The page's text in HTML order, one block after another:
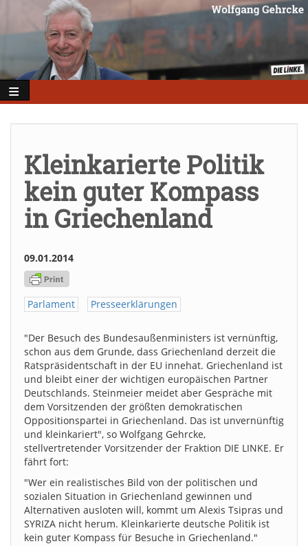
Inhalt
Kleinkarierte Politik
kein guter Kompass
in Griechenland
09.01.2014
Parlament Presseerklärungen
"Der Besuch des Bundesaußenministers ist vernünftig,
schon aus dem Grunde, dass Griechenland derzeit die
Ratspräsidentschaft in der EU innehat. Griechenland ist
und bleibt einer der wichtigen europäischen Partner
Deutschlands. Steinmeier meidet aber Gespräche mit
dem Vorsitzenden der größten demokratischen
Oppositionspartei in Griechenland. Das ist unvernünftig
und kleinkariert", so Wolfgang Gehrcke,
stellvertretender Vorsitzender der Fraktion DIE LINKE. Er
fährt fort:
"Wer ein realistisches Bild von der politischen und
sozialen Situation in Griechenland gewinnen und
Alternativen ausloten will, kommt um Alexis Tsipras und
SYRIZA nicht herum. Kleinkarierte deutsche Politik ist
kein guter Kompass für Besuche in Griechenland."